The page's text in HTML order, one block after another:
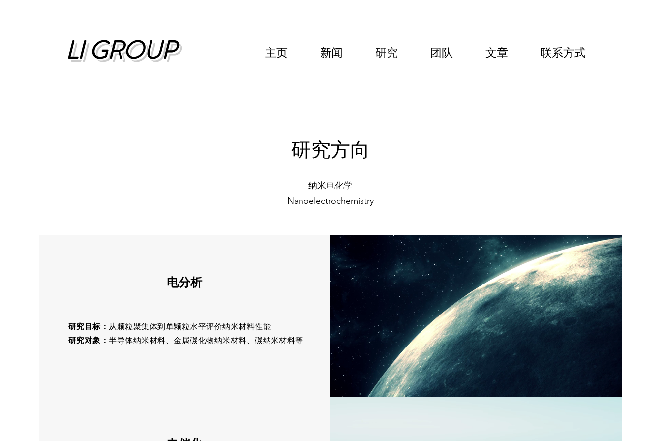
LI GROUP 主页 新闻 研究 团队 文章 联系方式
研究方向
纳米电化学
Nanoelectrochemistry
电分析
研究目标： 从颗粒聚集体到单颗粒水平评价纳米材料性能
研究对象 ：半导体纳米材料、金属碳化物纳米材料、碳纳米材料等